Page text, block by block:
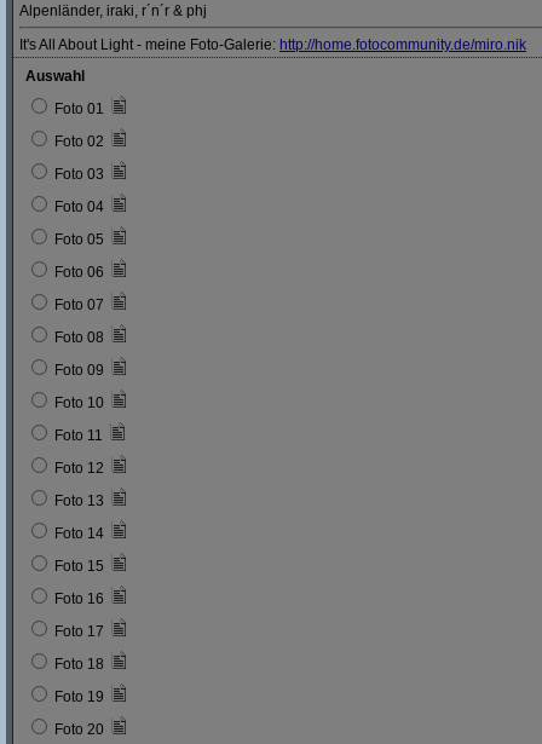
Alpenländer, iraki, r´n´r & phj
It's All About Light - meine Foto-Galerie: http://home.fotocommunity.de/miro.nik
Auswahl
Foto 01
Foto 02
Foto 03
Foto 04
Foto 05
Foto 06
Foto 07
Foto 08
Foto 09
Foto 10
Foto 11
Foto 12
Foto 13
Foto 14
Foto 15
Foto 16
Foto 17
Foto 18
Foto 19
Foto 20